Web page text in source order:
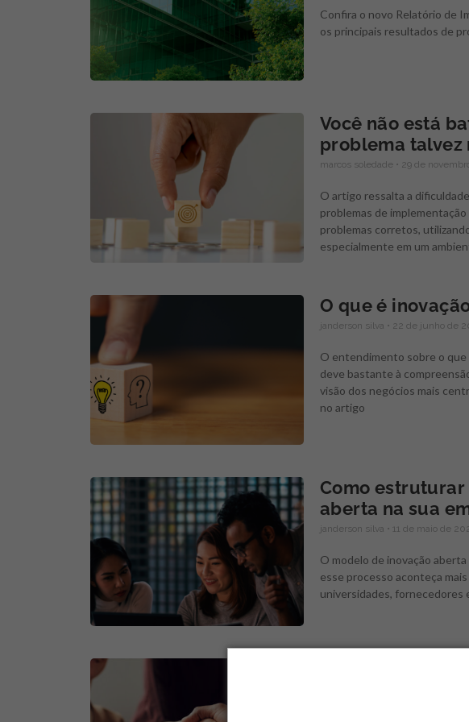
Confira o novo Relatório de
os principais resultados de
Você não está
problema talvez
marcos soledade 29 de
O artigo ressalta a
problemas de
problemas corretos,
especialmente em um
O que é
janderson silva 22 de junho de
O entendimento sobre o que
deve bastante à
visão dos negócios mais
no artigo
Como
aberta na sua
janderson silva 11 de maio de
O modelo de inovação
esse processo aconteça
universidades, fornecedores